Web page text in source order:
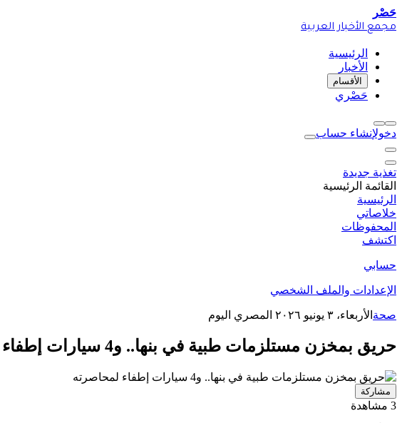
حَصْر
مجمع الأخبار العربية
الرئيسية
الأخبار
الأقسام
حَصْري
دخولإنشاء حساب
تغذية جديدة
القائمة الرئيسية
الرئيسية
خلاصاتي
المحفوظات
اكتشف
حسابي
الإعدادات والملف الشخصي
صحة الأربعاء، ٣ يونيو ٢٠٢٦ المصري اليوم
حريق بمخزن مستلزمات طبية في بنها.. و4 سيارات إطفاء لمحاصرته
مشاركة
3 مشاهدة